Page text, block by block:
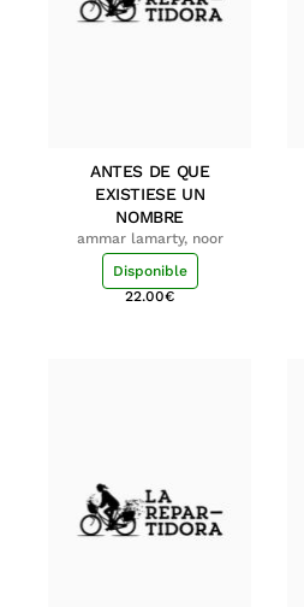
ANTES DE QUE
EXISTIESE UN
NOMBRE
ammar lamarty, noor
Disponible
22.00€